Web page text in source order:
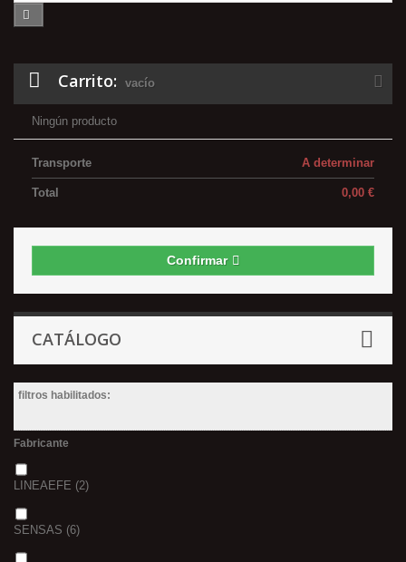
Carrito: vacío
Ningún producto
A determinar
Transporte
0,00 €
Total
Confirmar
CATÁLOGO
filtros habilitados:
Fabricante
LINEAEFE (2)
SENSAS (6)